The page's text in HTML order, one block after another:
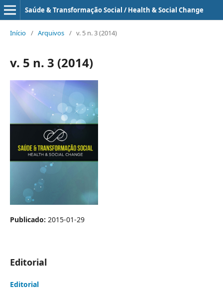
Saúde & Transformação Social / Health & Social Change
Início / Arquivos / v. 5 n. 3 (2014)
v. 5 n. 3 (2014)
Publicado: 2015-01-29
Editorial
Editorial